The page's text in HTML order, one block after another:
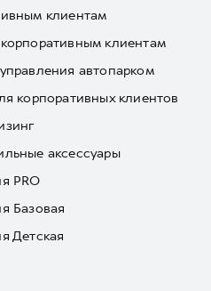
клиентам
клиентам
автопарком
корпоративных клиентов
аксессуары
PRO
Базовая
Детская